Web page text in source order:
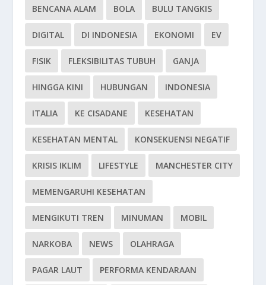
BENCANA ALAM BOLA BULU TANGKIS
DIGITAL DI INDONESIA EKONOMI EV
FISIK FLEKSIBILITAS TUBUH GANJA
HINGGA KINI HUBUNGAN INDONESIA
ITALIA KE CISADANE KESEHATAN
KESEHATAN MENTAL KONSEKUENSI NEGATIF
KRISIS IKLIM LIFESTYLE MANCHESTER CITY
MEMENGARUHI KESEHATAN
MENGIKUTI TREN MINUMAN MOBIL
NARKOBA NEWS OLAHRAGA
PAGAR LAUT PERFORMA KENDARAAN